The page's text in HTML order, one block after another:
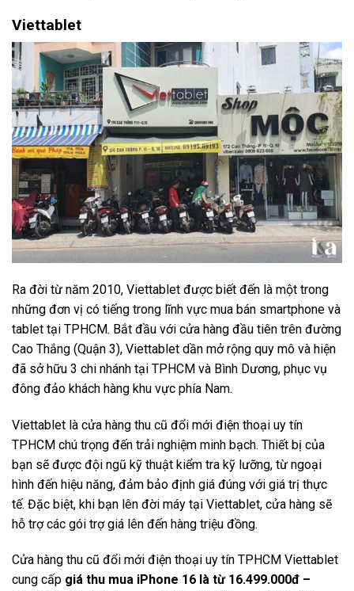
Viettablet
Ra đời từ năm 2010, Viettablet được biết đến là một trong
những đơn vị có tiếng trong lĩnh vực mua bán smartphone và
tablet tại TPHCM. Bắt đầu với cửa hàng đầu tiên trên đường
Cao Thắng (Quận 3), Viettablet dần mở rộng quy mô và hiện
đã sở hữu 3 chi nhánh tại TPHCM và Bình Dương, phục vụ
đông đảo khách hàng khu vực phía Nam.
Viettablet là cửa hàng thu cũ đổi mới điện thoại uy tín
TPHCM chú trọng đến trải nghiệm minh bạch. Thiết bị của
bạn sẽ được đội ngũ kỹ thuật kiểm tra kỹ lưỡng, từ ngoại
hình đến hiệu năng, đảm bảo định giá đúng với giá trị thực
tế. Đặc biệt, khi bạn lên đời máy tại Viettablet, cửa hàng sẽ
hỗ trợ các gói trợ giá lên đến hàng triệu đồng.
Cửa hàng thu cũ đổi mới điện thoại uy tín TPHCM Viettablet
cung cấp giá thu mua iPhone 16 là từ 16.499.000đ –